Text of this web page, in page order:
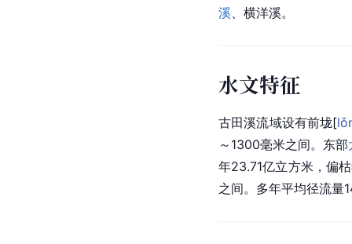
溪 、横洋溪。
水文特征
古田溪流域设有前垅[
～1300毫米之间。东部
年23.71亿立方米，偏
之间。多年平均径流量